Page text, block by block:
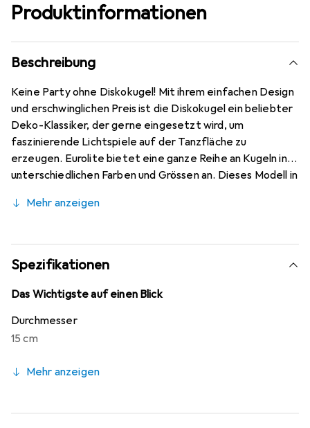
Produktinformationen
Beschreibung
Keine Party ohne Diskokugel! Mit ihrem einfachen Design
und erschwinglichen Preis ist die Diskokugel ein beliebter
Deko-Klassiker, der gerne eingesetzt wird, um
faszinierende Lichtspiele auf der Tanzfläche zu
erzeugen. Eurolite bietet eine ganze Reihe an Kugeln in
unterschiedlichen Farben und Grössen an. Dieses Modell in
Kunststoffkern, hat einen Durchmesser von 15 cm und ist
bedeckt. Wahlweise können Sie auch einen Motor
verwenden, damit sich die Kugel automatisch dreht.
Passende Motoren sind als Zubehör erhältlich.
Mehr anzeigen
Spezifikationen
Das Wichtigste auf einen Blick
Durchmesser
15 cm
Mehr anzeigen